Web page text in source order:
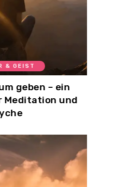
& GEIST
geben – ein
Meditation und